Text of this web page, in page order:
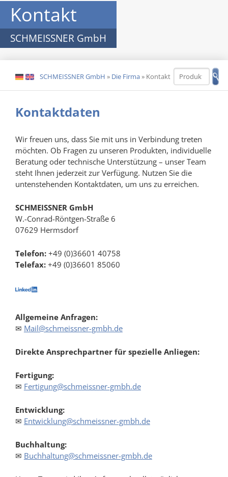
Kontakt
SCHMEISSNER GmbH
DE EN SCHMEISSNER GmbH » Die Firma» Kontakt
Kontaktdaten
Wir freuen uns, dass Sie mit uns in Verbindung treten
möchten. Ob Fragen zu unseren Produkten, individuelle
Beratung oder technische Unterstützung – unser Team
steht Ihnen jederzeit zur Verfügung. Nutzen Sie die
untenstehenden Kontaktdaten, um uns zu erreichen.
SCHMEISSNER GmbH
W.-Conrad-Röntgen-Straße 6
07629 Hermsdorf
Telefon:+49 (0)36601 40758
Telefax:+49 (0)36601 85060
Allgemeine Anfragen:
✉ Mail@schmeissner-gmbh.de
Direkte Ansprechpartner für spezielle Anliegen:
Fertigung:
✉ Fertigung@schmeissner-gmbh.de
Entwicklung:
✉ Entwicklung@schmeissner-gmbh.de
Buchhaltung:
✉ Buchhaltung@schmeissner-gmbh.de